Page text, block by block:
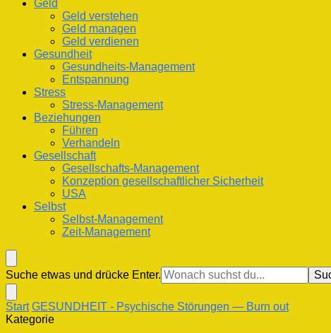
Geld
Geld verstehen
Geld managen
Geld verdienen
Gesundheit
Gesundheits-Management
Entspannung
Stress
Stress-Management
Beziehungen
Führen
Verhandeln
Gesellschaft
Gesellschafts-Management
Konzeption gesellschaftlicher Sicherheit
USA
Selbst
Selbst-Management
Zeit-Management
Suchst
du
nach
etwas?
Suche etwas und drücke Enter.
Start GESUNDHEIT - Psychische Störungen — Burn out
Kategorie